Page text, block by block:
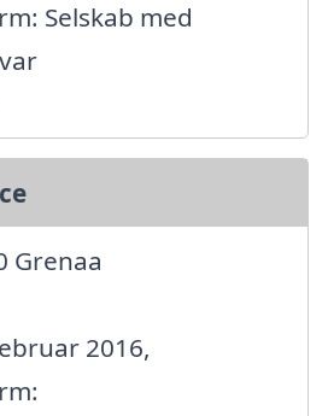
Selskab med
Grenaa
2016,